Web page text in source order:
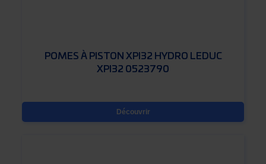
POMES À PISTON XPI32 HYDRO LEDUC
XPI32 0523790
Découvrir